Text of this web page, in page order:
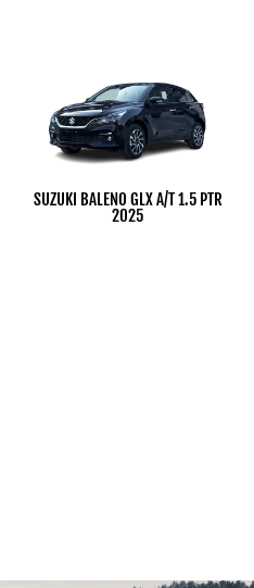
SUZUKI BALENO GLX A/T 1.5 PTR
2025